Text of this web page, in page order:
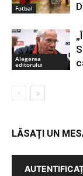
Fotbal
Alegerea
editorului
LĂSAȚI UN